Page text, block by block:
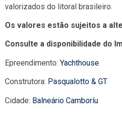
valorizados do litoral brasileiro.
Os valores estão sujeitos a
Consulte a disponibilidade do
Epreendimento: Yachthouse
Construtora: Pasqualotto & GT
Cidade: Balneário Camboríu